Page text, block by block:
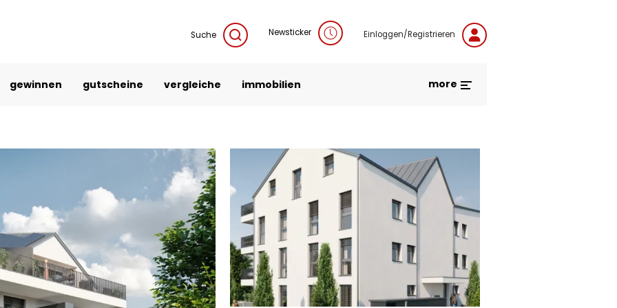
Suche Newsticker Einloggen/Registrieren
gewinnen gutscheine vergleiche immobilien more